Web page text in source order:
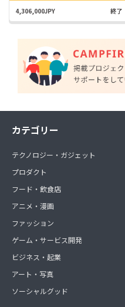
4,306,000JPY 終了
カテゴリー
テクノロジー・ガジェット
プロダクト
フード・飲食店
アニメ・漫画
ファッション
ゲーム・サービス開発
ビジネス・起業
アート・写真
ソーシャルグッド